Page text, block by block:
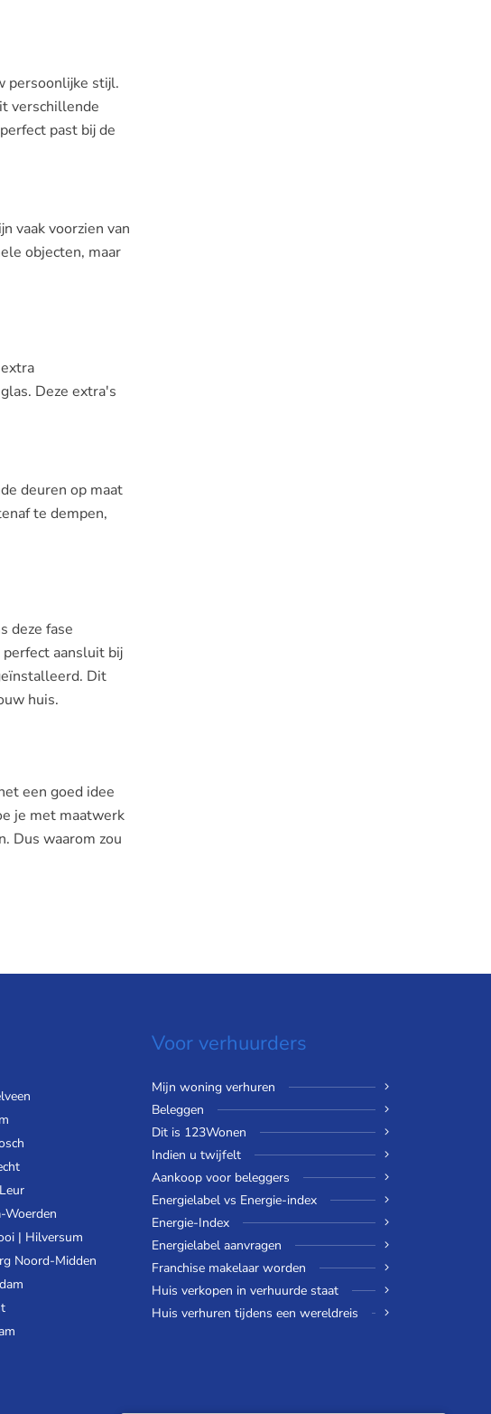
persoonlijke stijl.
verschillende
past bij de
vaak voorzien van
objecten, maar
Deze extra's
deuren op maat
te dempen,
deze fase
aansluit bij
Dit
huis.
een goed idee
je met maatwerk
Dus waarom zou
Woerden
| Hilversum
Noord-Midden
Voor verhuurders
Mijn woning verhuren
Beleggen
Dit is 123Wonen
Indien u twijfelt
Aankoop voor beleggers
Energielabel vs Energie-index
Energie-Index
Energielabel aanvragen
Franchise makelaar worden
Huis verkopen in verhuurde staat
Huis verhuren tijdens een wereldreis